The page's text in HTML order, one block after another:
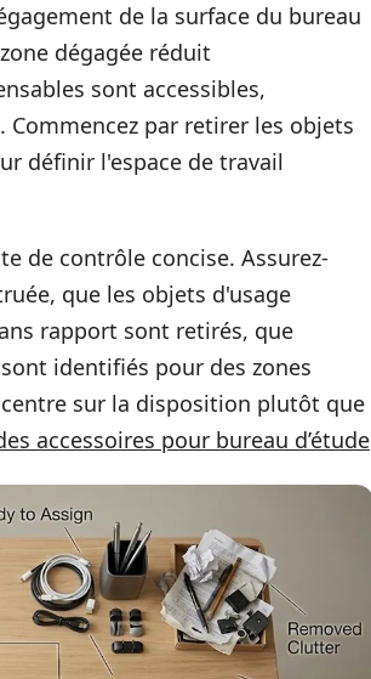
de la surface du bureau
dégagée réduit
sont accessibles,
par retirer les objets
définir l'espace de travail
de contrôle concise. Assurez-
que les objets d'usage
rapport sont retirés, que
identifiés pour des zones
sur la disposition plutôt que
accessoires pour bureau d’étude